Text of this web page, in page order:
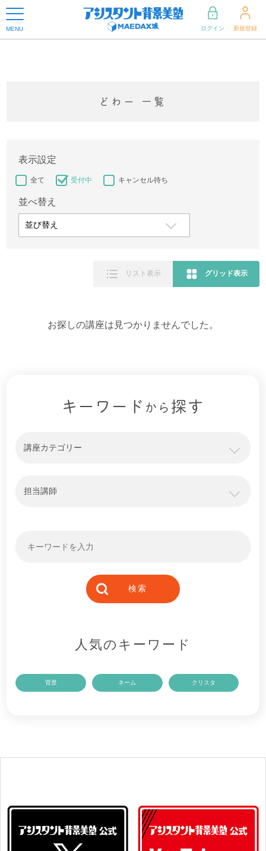
MENU ログイン 新規登録
どわー 一覧
表示設定
全て 受付中 キャンセル待ち
並べ替え
リスト表示 グリッド表示
お探しの講座は見つかりませんでした。
キーワード から 探す
講座カテゴリー
担当講師
人気のキーワード
背景 ネーム クリスタ